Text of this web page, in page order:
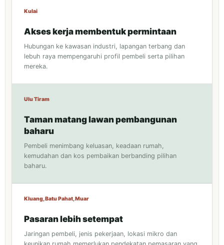
Kulai
Akses kerja membentuk permintaan
Hubungan ke kawasan industri, lapangan terbang dan
lebuh raya mempengaruhi profil pembeli serta pilihan
mereka.
Ulu Tiram
Taman matang lawan pembangunan
baharu
Pembeli menimbang keluasan, keadaan rumah,
kemudahan dan kos pembaikan berbanding pilihan
baharu.
Kluang, Batu Pahat, Muar
Pasaran lebih setempat
Jaringan pembeli, jenis pekerjaan, lokasi mikro dan
keunikan rumah memerlukan pendekatan pemasaran yang